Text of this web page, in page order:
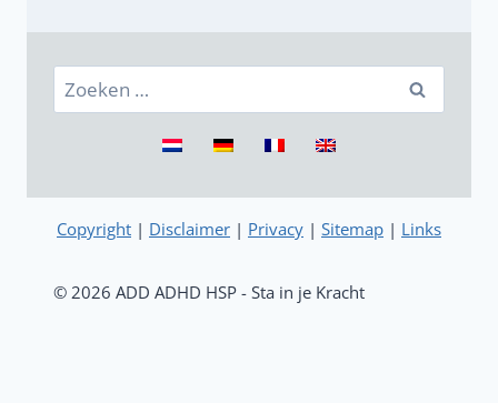
Zoeken
naar:
© 2026 ADD ADHD HSP - Sta in je Kracht
Copyright | Disclaimer | Privacy | Sitemap | Links